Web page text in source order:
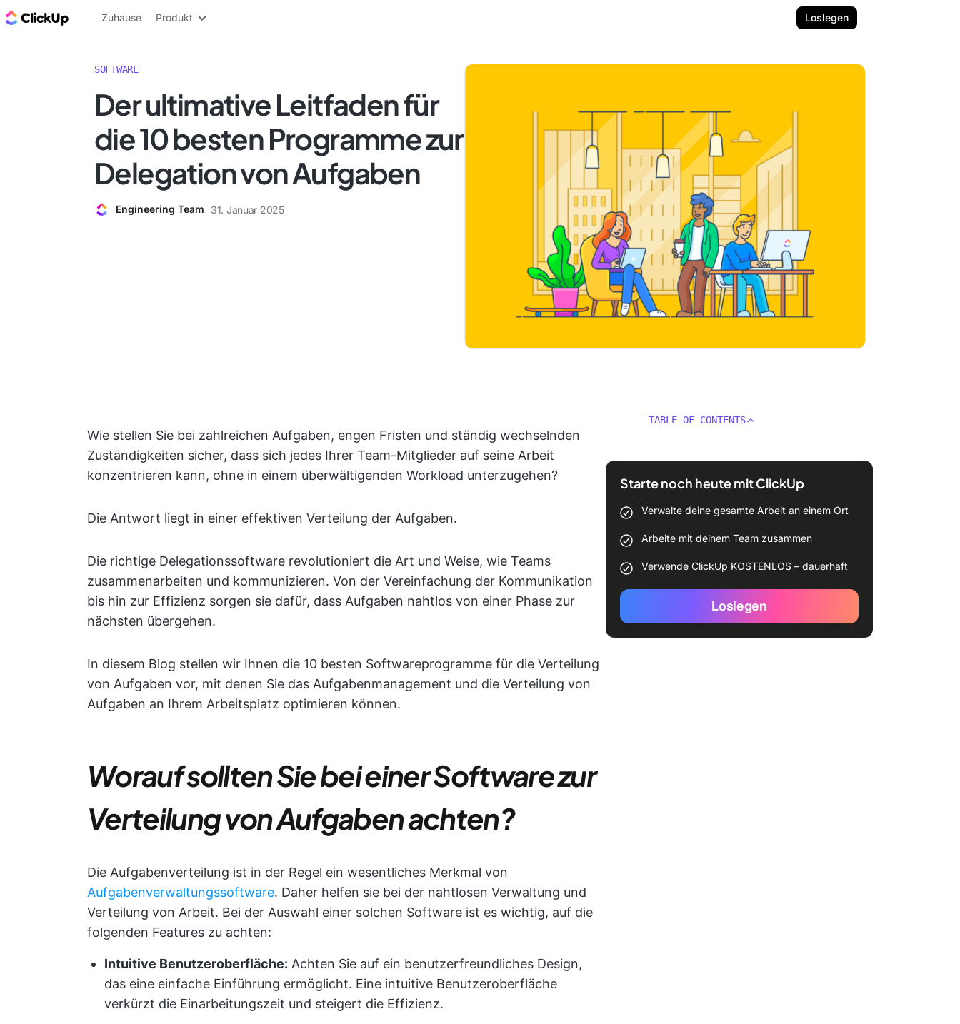
ClickUp Blog
Zuhause Produkt Loslegen
SOFTWARE
Der ultimative Leitfaden für
die 10 besten Programme zur
Delegation von Aufgaben
Engineering Team 31. Januar 2025
Wie stellen Sie bei zahlreichen Aufgaben, engen Fristen und ständig wechselnden
Zuständigkeiten sicher, dass sich jedes Ihrer Team-Mitglieder auf seine Arbeit
konzentrieren kann, ohne in einem überwältigenden Workload unterzugehen?
Die Antwort liegt in einer effektiven Verteilung der Aufgaben.
Die richtige Delegationssoftware revolutioniert die Art und Weise, wie Teams
zusammenarbeiten und kommunizieren. Von der Vereinfachung der Kommunikation
bis hin zur Effizienz sorgen sie dafür, dass Aufgaben nahtlos von einer Phase zur
nächsten übergehen.
In diesem Blog stellen wir Ihnen die 10 besten Softwareprogramme für die Verteilung
von Aufgaben vor, mit denen Sie das Aufgabenmanagement und die Verteilung von
Aufgaben an Ihrem Arbeitsplatz optimieren können.
Worauf sollten Sie bei einer Software zur
Verteilung von Aufgaben achten?
Die Aufgabenverteilung ist in der Regel ein wesentliches Merkmal von
Aufgabenverwaltungssoftware. Daher helfen sie bei der nahtlosen Verwaltung und
Verteilung von Arbeit. Bei der Auswahl einer solchen Software ist es wichtig, auf die
folgenden Features zu achten:
Intuitive Benutzeroberfläche: Achten Sie auf ein benutzerfreundliches Design,
das eine einfache Einführung ermöglicht. Eine intuitive Benutzeroberfläche
verkürzt die Einarbeitungszeit und steigert die Effizienz.
TABLE OF CONTENTS
Starte noch heute mit ClickUp
Verwalte deine gesamte Arbeit an einem Ort
Arbeite mit deinem Team zusammen
Verwende ClickUp KOSTENLOS – dauerhaft
Loslegen